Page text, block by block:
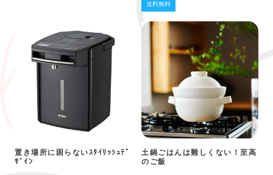
送料無料
置き場所に困らないｽﾀｲﾘｯｼｭﾃﾞ
ｻﾞｲﾝ
土鍋ごはんは難しくない！至高
のご飯